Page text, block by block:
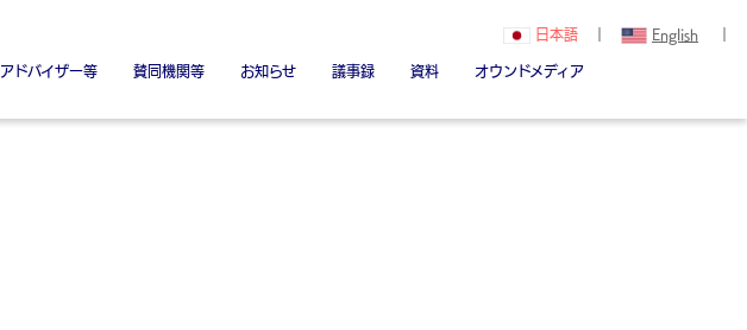
日本語｜ English
アドバイザー等 賛同機関等 お知らせ 議事録 資料 オウンドメディア